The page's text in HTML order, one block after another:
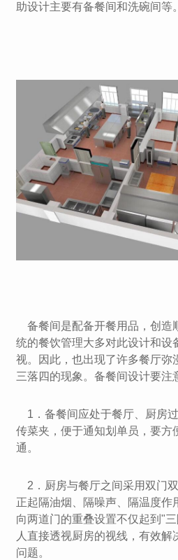
助设计主要有备餐间和洗碗间等。
备餐间是配备开餐用品，创造
统的餐饮管理大多对此设计和设
视。因此，也出现了许多餐厅弥
三落四的现象。备餐间设计要注
1．备餐间应处于餐厅、厨房
传菜夹，便于通知划单员，要方
通。
2．厨房与餐厅之间采用双门
正起隔油烟、隔噪声、隔温度作
向两道门的重叠设置不仅起到"
人直接透视厨房的视线，有效解
问题。